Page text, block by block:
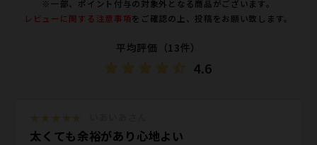
※一部、ポイント付与の対象外となる商品がございます。
レビューに関する注意事項をご確認の上、投稿をお願い致します。
平均評価（13件）
4.6
太くても余裕があり心地よい